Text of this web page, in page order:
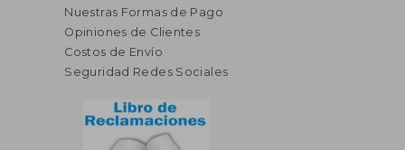
Nuestras Formas de Pago
Opiniones de Clientes
Costos de Envío
Seguridad Redes Sociales